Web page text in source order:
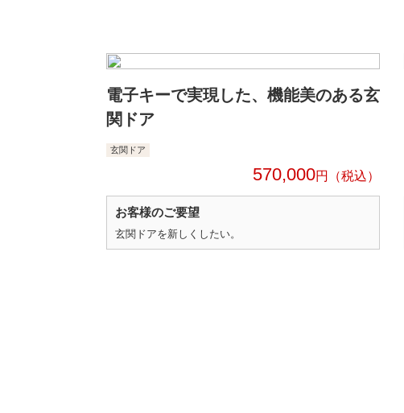
電子キーで実現した、機能美のある玄
関ドア
玄関ドア
570,000円
お客様のご要望
玄関ドアを新しくしたい。